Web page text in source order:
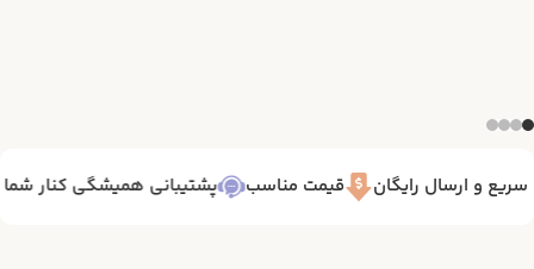
پشتیبانی همیشگی کنار شما 7/24 قیمت مناسب و ارسال رایگان